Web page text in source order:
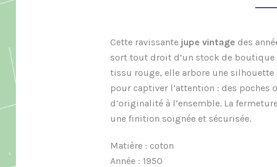
Cette ravissante jupe vintage des
sort tout droit d’un stock de boutique
tissu rouge, elle arbore une
pour captiver l’attention : des poches
d’originalité à l’ensemble. La
une finition soignée et sécurisée.
Matière : coton
Année : 1950